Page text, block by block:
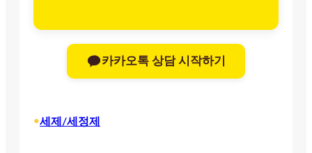
카카오톡 상담 시작하기
•세제/세정제